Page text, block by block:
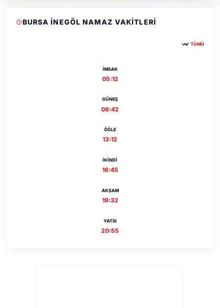
BURSA İNEGÖL NAMAZ VAKITLERI
TÜMÜ
İMSAK
05:12
GÜNEŞ
06:42
ÖĞLE
13:12
İKINDI
16:45
AKŞAM
19:32
YATSI
20:55